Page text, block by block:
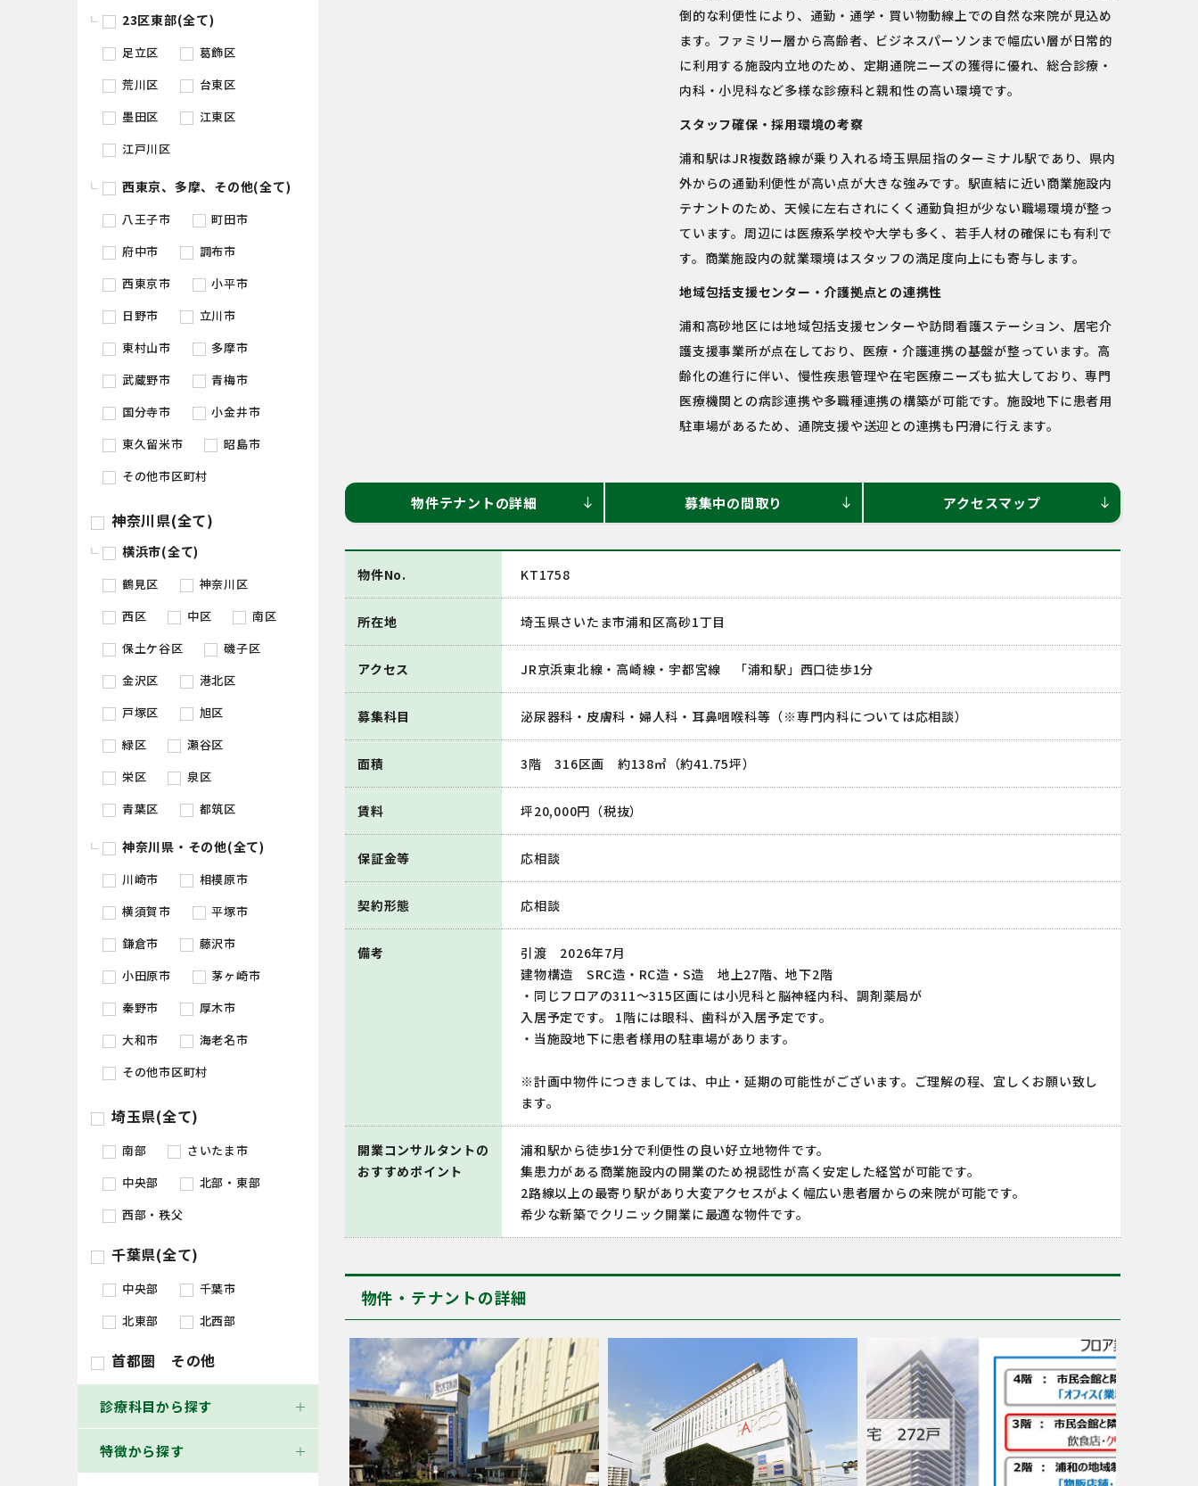
23区東部(全て)
足立区
葛飾区
荒川区
台東区
墨田区
江東区
江戸川区
西東京、多摩、その他(全て)
八王子市
町田市
府中市
調布市
西東京市
小平市
日野市
立川市
東村山市
多摩市
武蔵野市
青梅市
国分寺市
小金井市
東久留米市
昭島市
その他市区町村
神奈川県(全て)
横浜市(全て)
鶴見区
神奈川区
西区
中区
南区
保土ケ谷区
磯子区
金沢区
港北区
戸塚区
旭区
緑区
瀬谷区
栄区
泉区
青葉区
都筑区
神奈川県・その他(全て)
川崎市
相模原市
横須賀市
平塚市
鎌倉市
藤沢市
小田原市
茅ヶ崎市
秦野市
厚木市
大和市
海老名市
その他市区町村
埼玉県(全て)
南部
さいたま市
中央部
北部・東部
西部・秩父
千葉県(全て)
中央部
千葉市
北東部
北西部
首都圏 その他
診療科目から探す
特徴から探す
倒的な利便性により、通勤・通学・買い物動線上での自然な来院が見込め
ます。ファミリー層から高齢者、ビジネスパーソンまで幅広い層が日常的
に利用する施設内立地のため、定期通院ニーズの獲得に優れ、総合診療・
内科・小児科など多様な診療科と親和性の高い環境です。
スタッフ確保・採用環境の考察
浦和駅はJR複数路線が乗り入れる埼玉県屈指のターミナル駅であり、県内
外からの通勤利便性が高い点が大きな強みです。駅直結に近い商業施設内
テナントのため、天候に左右されにくく通勤負担が少ない職場環境が整っ
ています。周辺には医療系学校や大学も多く、若手人材の確保にも有利で
す。商業施設内の就業環境はスタッフの満足度向上にも寄与します。
地域包括支援センター・介護拠点との連携性
浦和高砂地区には地域包括支援センターや訪問看護ステーション、居宅介
護支援事業所が点在しており、医療・介護連携の基盤が整っています。高
齢化の進行に伴い、慢性疾患管理や在宅医療ニーズも拡大しており、専門
医療機関との病診連携や多職種連携の構築が可能です。施設地下に患者用
駐車場があるため、通院支援や送迎との連携も円滑に行えます。
物件テナントの詳細 south 募集中の間取り south アクセスマップ south
物件No. KT1758
所在地 埼玉県さいたま市浦和区高砂1丁目
アクセス JR京浜東北線・高崎線・宇都宮線 「浦和駅」西口徒歩1分
募集科目 泌尿器科・皮膚科・婦人科・耳鼻咽喉科等（※専門内科については応相談）
面積 3階 316区画 約138㎡（約41.75坪）
賃料 坪20,000円（税抜）
保証金等 応相談
契約形態 応相談
備考
引渡 2026年7月
建物構造 SRC造・RC造・S造 地上27階、地下2階
・同じフロアの311～315区画には小児科と脳神経内科、調剤薬局が
入居予定です。 1階には眼科、歯科が入居予定です。
・当施設地下に患者様用の駐車場があります。
※計画中物件につきましては、中止・延期の可能性がございます。ご理解の程、宜しくお願い致し
ます。
開業コンサルタントの
おすすめポイント
浦和駅から徒歩1分で利便性の良い好立地物件です。
集患力がある商業施設内の開業のため視認性が高く安定した経営が可能です。
2路線以上の最寄り駅があり大変アクセスがよく幅広い患者層からの来院が可能です。
希少な新築でクリニック開業に最適な物件です。
物件・テナントの詳細